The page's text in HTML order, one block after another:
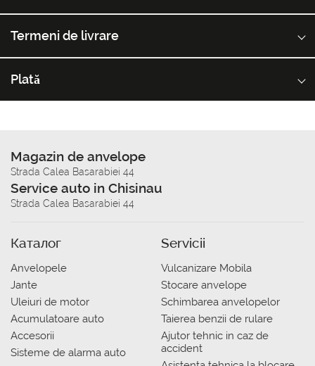
Termeni de livrare
Plată
Magazin de anvelope
Strada Calea Basarabiei 44
Service auto in Chisinau
Strada Calea Basarabiei 44
Каталог
Anvelopele
Jante
Uleiuri de motor
Acumulatoare auto
Accesorii
Sisteme de alarma auto
Servicii
Vulcanizare Mobila
Stocare anvelope
Schimbarea anvelopelor
Taierea benzii de rulare
Ajutor tehnic in caz de
accident